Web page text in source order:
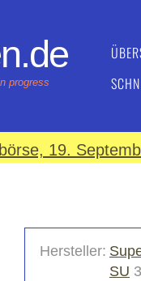
progress
19.
Hersteller:
SU